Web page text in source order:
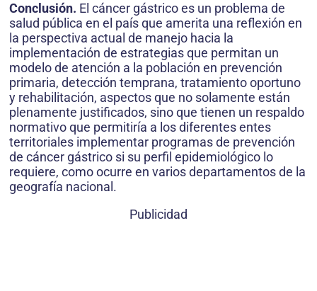
Conclusión. El cáncer gástrico es un problema de
salud pública en el país que amerita una reflexión en
la perspectiva actual de manejo hacia la
implementación de estrategias que permitan un
modelo de atención a la población en prevención
primaria, detección temprana, tratamiento oportuno
y rehabilitación, aspectos que no solamente están
plenamente justificados, sino que tienen un respaldo
normativo que permitiría a los diferentes entes
territoriales implementar programas de prevención
de cáncer gástrico si su perfil epidemiológico lo
requiere, como ocurre en varios departamentos de la
geografía nacional.
Publicidad